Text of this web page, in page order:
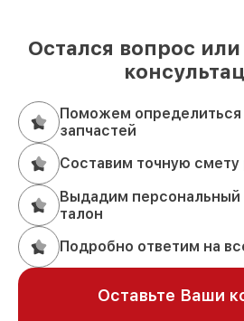
Остался вопрос
Поможем
запчастей
Составим точную смету
Выдадим персональный
талон
Подробно ответим на
Оставьте Ваши